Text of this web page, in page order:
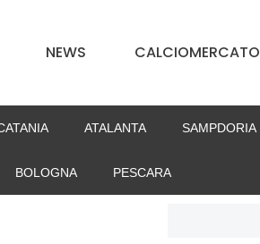
NEWS CALCIOMERCATO
ATALANTA SAMPDORIA
BOLOGNA PESCARA